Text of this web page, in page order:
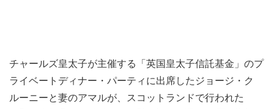
チャールズ皇太子が主催する「英国皇太子信託基金」のプ
ライベートディナー・パーティに出席したジョージ・ク
ルーニーと妻のアマルが、スコットランドで行われた